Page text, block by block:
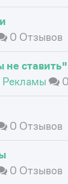
0 Отзывов
ставить"
Рекламы
0 Отзывов
0 Отзывов